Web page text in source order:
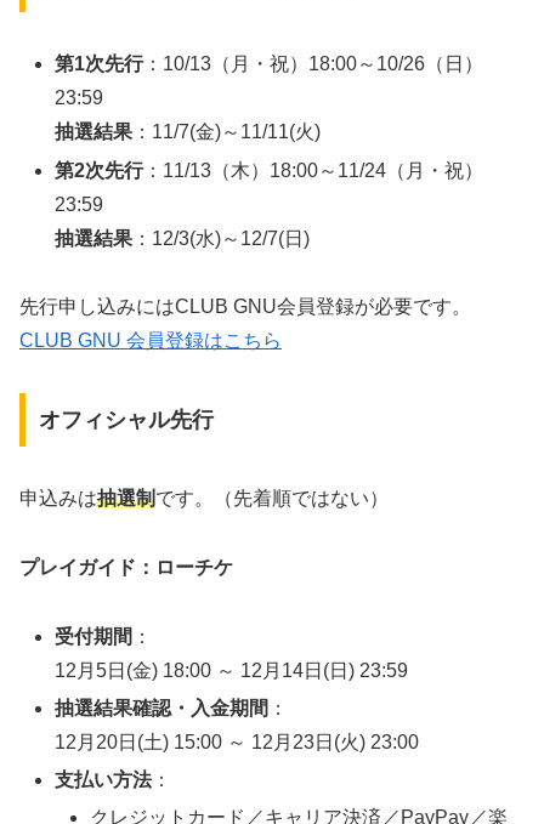
第1次先行：10/13（月・祝）18:00～10/26（日）
23:59
抽選結果 ：11/7(金)～11/11(火)
第2次先行：11/13（木）18:00～11/24（月・祝）
23:59
抽選結果 ：12/3(水)～12/7(日)
先行申し込みにはCLUB GNU会員登録が必要です。
CLUB GNU 会員登録はこちら
オフィシャル先行
申込みは抽選制です。（先着順ではない）
プレイガイド：ローチケ
受付期間 ：
12月5日(金) 18:00 ～ 12月14日(日) 23:59
抽選結果確認・入金期間 ：
12月20日(土) 15:00 ～ 12月23日(火) 23:00
支払い方法：
クレジットカード／キャリア決済／PayPay／楽